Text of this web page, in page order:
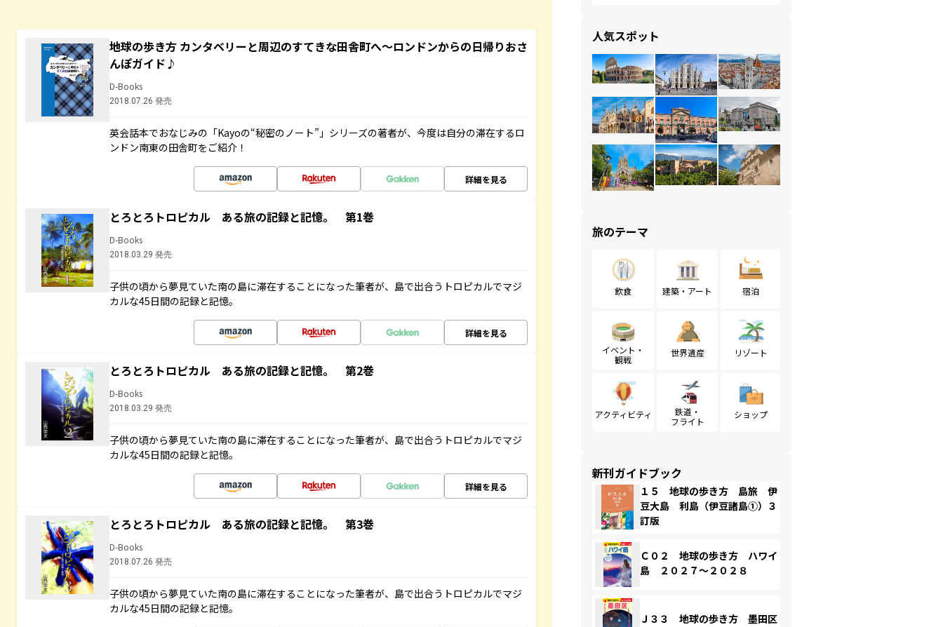
地球の歩き方 カンタベリーと周辺のすてきな田舎町へ～ロンドンからの日帰りおさ
んぽガイド♪
D-Books
2018.07.26 発売
英会話本でおなじみの「Kayoの“秘密のノート”」シリーズの著者が、今度は自分の滞在するロ
ンドン南東の田舎町をご紹介！
詳細を見る
とろとろトロピカル ある旅の記録と記憶。 第1巻
D-Books
2018.03.29 発売
子供の頃から夢見ていた南の島に滞在することになった筆者が、島で出合うトロピカルでマジ
カルな45日間の記録と記憶。
詳細を見る
とろとろトロピカル ある旅の記録と記憶。 第2巻
D-Books
2018.03.29 発売
子供の頃から夢見ていた南の島に滞在することになった筆者が、島で出合うトロピカルでマジ
カルな45日間の記録と記憶。
詳細を見る
とろとろトロピカル ある旅の記録と記憶。 第3巻
D-Books
2018.07.26 発売
子供の頃から夢見ていた南の島に滞在することになった筆者が、島で出合うトロピカルでマジ
カルな45日間の記録と記憶。
人気スポット
旅のテーマ
飲食 建築・アート 宿泊
イベント・
観戦
世界遺産 リゾート
アクティビティ
鉄道・
フライト
ショップ
新刊ガイドブック
１５ 地球の歩き方 島旅 伊
豆大島 利島（伊豆諸島①）３
訂版
Ｃ０２ 地球の歩き方 ハワイ
島 ２０２７～２０２８
Ｊ３３ 地球の歩き方 墨田区